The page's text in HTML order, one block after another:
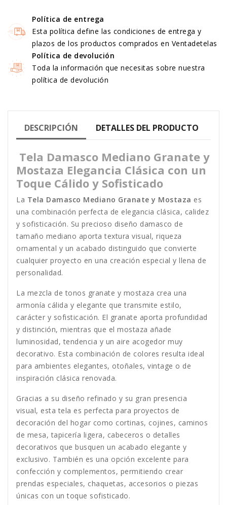
Política de entrega
Esta política define las condiciones de entrega y
plazos de los productos comprados en Ventadetelas
Política de devolución
Toda la información que necesitas sobre nuestra
política de devolución
DESCRIPCIÓN DETALLES DEL PRODUCTO
Tela Damasco Mediano Granate y
Mostaza Elegancia Clásica con un
Toque Cálido y Sofisticado
La Tela Damasco Mediano Granate y Mostaza es
una combinación perfecta de elegancia clásica, calidez
y sofisticación. Su precioso diseño damasco de
tamaño mediano aporta textura visual, riqueza
ornamental y un acabado distinguido que convierte
cualquier proyecto en una creación especial y llena de
personalidad.
La mezcla de tonos granate y mostaza crea una
armonía cálida y elegante que transmite estilo,
carácter y sofisticación. El granate aporta profundidad
y distinción, mientras que el mostaza añade
luminosidad, tendencia y un aire acogedor muy
decorativo. Esta combinación de colores resulta ideal
para ambientes elegantes, otoñales, vintage o de
inspiración clásica renovada.
Gracias a su diseño refinado y su gran presencia
visual, esta tela es perfecta para proyectos de
decoración del hogar como cortinas, cojines, caminos
de mesa, tapicería ligera, cabeceros o detalles
decorativos que busquen un acabado elegante y
exclusivo. También es una opción excelente para
confección y complementos, permitiendo crear
prendas especiales, chaquetas, accesorios o piezas
únicas con un toque sofisticado.